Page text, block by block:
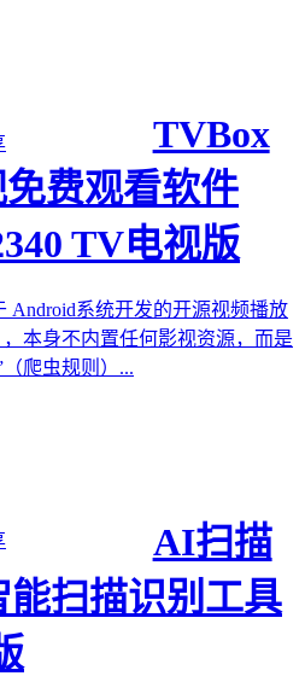
TVBox
费观看软件
TV电视版
Android系统开发的开源视频播放
本身不内置任何影视资源，而是
爬虫规则）...
AI扫描
能扫描识别工具